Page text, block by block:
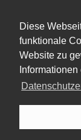
Diese
funktionale
Website zu